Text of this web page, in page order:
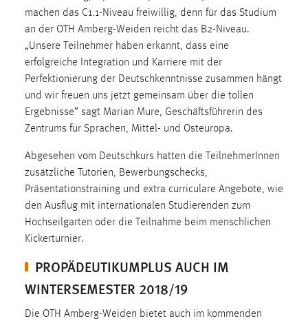
machen das C1.1-Niveau freiwillig, denn für das Studium
an der OTH Amberg-Weiden reicht das B2-Niveau.
„Unsere Teilnehmer haben erkannt, dass eine
erfolgreiche Integration und Karriere mit der
Perfektionierung der Deutschkenntnisse zusammen hängt
und wir freuen uns jetzt gemeinsam über die tollen
Ergebnisse“ sagt Marian Mure, Geschäftsführerin des
Zentrums für Sprachen, Mittel- und Osteuropa.
Abgesehen vom Deutschkurs hatten die TeilnehmerInnen
zusätzliche Tutorien, Bewerbungschecks,
Präsentationstraining und extra curriculare Angebote, wie
den Ausflug mit internationalen Studierenden zum
Hochseilgarten oder die Teilnahme beim menschlichen
Kickerturnier.
PROPÄDEUTIKUMPLUS AUCH IM
WINTERSEMESTER 2018/19
Die OTH Amberg-Weiden bietet auch im kommenden
Zweck:
Dieser Cookie ist notwendig um sich an der Website
einloggen zu können.
Cookie Laufzeit:
24 Stunden
STATISTIK
Statistik Cookies erfassen Informationen anonym.
Diese Informationen helfen uns zu verstehen, wie
unsere Besucher unsere Website nutzen.
Matomo
_pk_ref, _pk_cvar, _pk_id, _pk_ses
Zweck:
Zugriffsstatistik